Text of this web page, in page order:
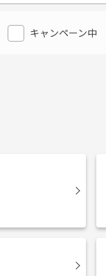
キャンペーン中